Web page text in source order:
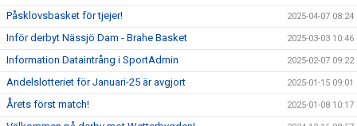
Påsklovsbasket för tjejer! 2025-04-07 08:24
Inför derbyt Nässjö Dam - Brahe Basket 2025-03-03 10:46
Information Dataintrång i SportAdmin 2025-02-07 09:22
Andelslotteriet för Januari-25 är avgjort 2025-01-15 09:01
Årets först match! 2025-01-08 10:17